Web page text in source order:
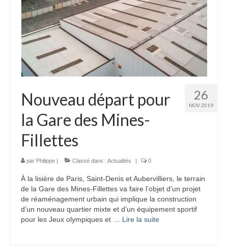
26
NOV 2019
Nouveau départ pour
la Gare des Mines-
Fillettes
par Philippe | Classé dans : Actualités | 0
À la lisière de Paris, Saint-Denis et Aubervilliers, le terrain
de la Gare des Mines-Fillettes va faire l’objet d’un projet
de réaménagement urbain qui implique la construction
d’un nouveau quartier mixte et d’un équipement sportif
pour les Jeux olympiques et … Lire la suite­­